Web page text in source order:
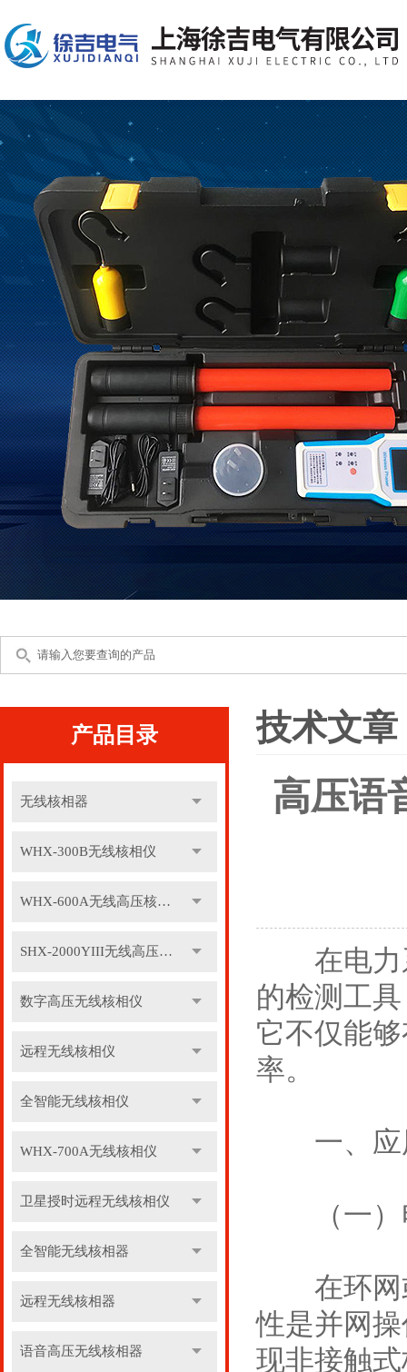
产品目录
无线核相器
WHX-300B无线核相仪
WHX-600A无线高压核相仪
SHX-2000YIII无线高压核相仪
数字高压无线核相仪
远程无线核相仪
全智能无线核相仪
WHX-700A无线核相仪
卫星授时远程无线核相仪
全智能无线核相器
远程无线核相器
语音高压无线核相器
技术文章
高压语
在电力系
的检测工
它不仅能
率。
一、应
（一）
在环网或
性是并网
现非接触